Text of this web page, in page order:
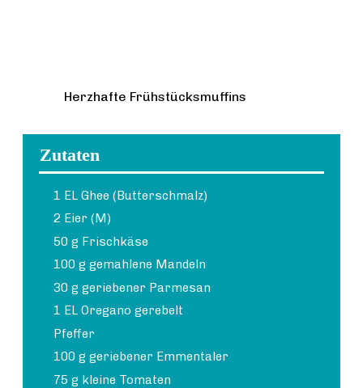
Herzhafte Frühstücksmuffins
Zutaten
1 EL Ghee (Butterschmalz)
2 Eier (M)
50 g Frischkäse
100 g gemahlene Mandeln
30 g geriebener Parmesan
1 EL Oregano gerebelt
Pfeffer
100 g geriebener Emmentaler
75 g kleine Tomaten